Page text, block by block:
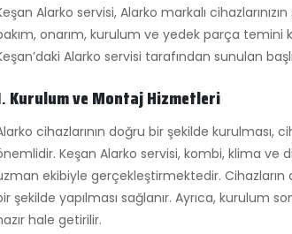
Alarko servisi, Alarko markalı
onarım, kurulum ve yedek parça
Alarko servisi tarafından sunulan
Kurulum ve Montaj Hizmetleri
cihazlarının doğru bir şekilde kurulması,
Keşan Alarko servisi, kombi, klima ve
ekibiyle gerçekleştirmektedir. Cihazların
şekilde yapılması sağlanır. Ayrıca, kurulum
hale getirilir.